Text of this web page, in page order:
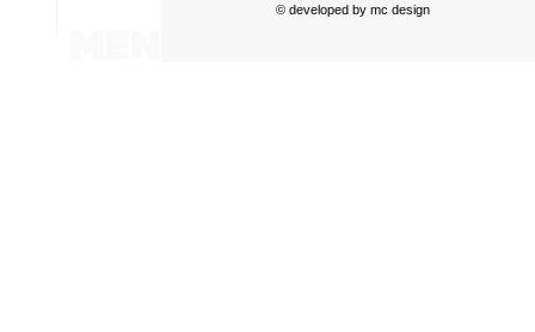
© developed by mc design